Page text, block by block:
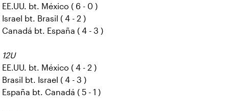
EE.UU. bt. México ( 6 - 0 )
Israel bt. Brasil ( 4 - 2 )
Canadá bt. España ( 4 - 3 )
12U
EE.UU. bt. México ( 4 - 2 )
Brasil bt. Israel ( 4 - 3 )
España bt. Canadá ( 5 - 1 )